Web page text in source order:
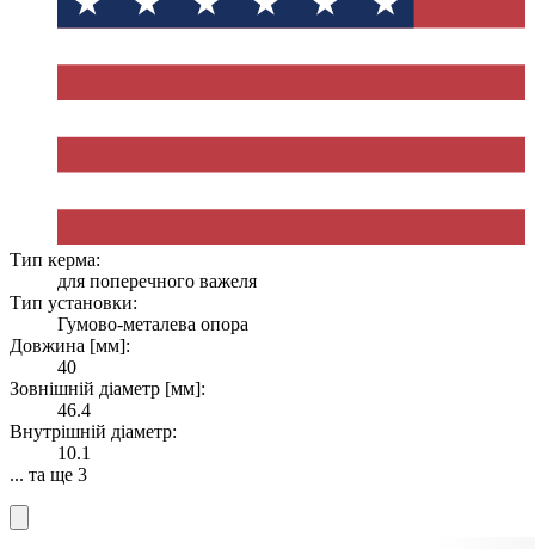
Тип керма:
для поперечного важеля
Тип установки:
Гумово-металева опора
Довжина [мм]:
40
Зовнішній діаметр [мм]:
46.4
Внутрішній діаметр:
10.1
... та ще 3